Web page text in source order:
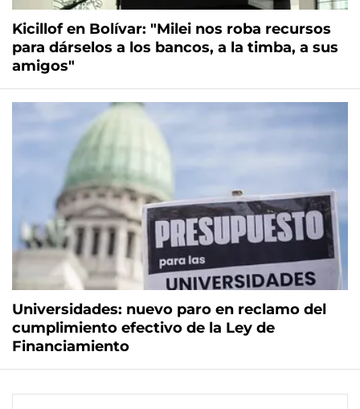
Kicillof en Bolívar: "Milei nos roba recursos
para dárselos a los bancos, a la timba, a sus
amigos"
Universidades: nuevo paro en reclamo del
cumplimiento efectivo de la Ley de
Financiamiento